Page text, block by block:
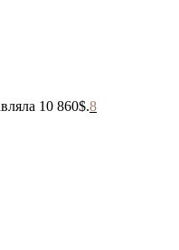
10 860$.8